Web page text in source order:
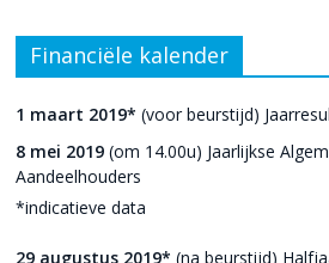
Financiële kalender
1 maart 2019* (voor beurstijd)
8 mei 2019 (om 14.00u) Jaarlijkse
Aandeelhouders
*indicatieve data
29 augustus 2019* (na beurstijd)